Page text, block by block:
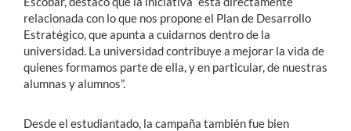
relacionada con lo que nos propone el Plan de Desarrollo
Estratégico, que apunta a cuidarnos dentro de la
universidad. La universidad contribuye a mejorar la vida de
quienes formamos parte de ella, y en particular, de nuestras
alumnas y alumnos”.
Desde el estudiantado, la campaña también fue bien